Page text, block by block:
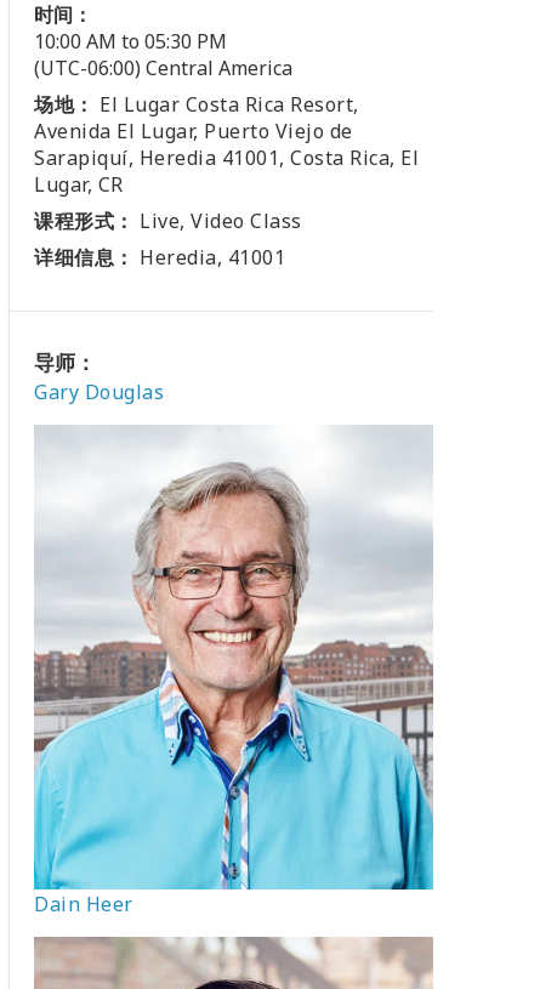
时间：
10:00 AM to 05:30 PM
(UTC-06:00) Central America
场地： El Lugar Costa Rica Resort,
Avenida El Lugar, Puerto Viejo de
Sarapiquí, Heredia 41001, Costa Rica, El
Lugar, CR
课程形式： Live, Video Class
详细信息： Heredia, 41001
导师：
Gary Douglas
Dain Heer